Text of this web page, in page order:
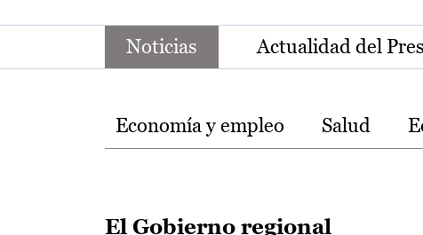
Noticias Actualidad del
Temas
Economía y empleo Salud
El Gobierno regional